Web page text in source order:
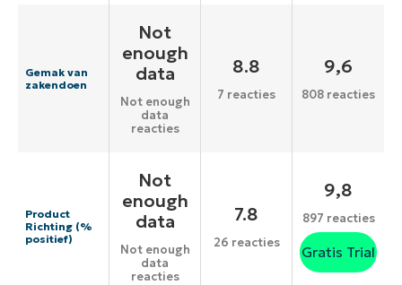
Gemak van
zakendoen
Not
enough
data
Not enough
data
reacties
8.8
7 reacties
9,6
808 reacties
Product
Richting (%
positief)
Not
enough
data
Not enough
data
reacties
7.8
26 reacties
9,8
897 reacties
Gratis Trial